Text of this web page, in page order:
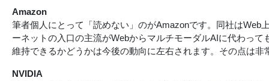
Amazon
筆者個人にとって「読めない」のがAmazonです。同社は
ーネットの入口の主流がWebからマルチモーダルAIに代わっ
維持できるかどうかは今後の動向に左右されます。その点は非
NVIDIA